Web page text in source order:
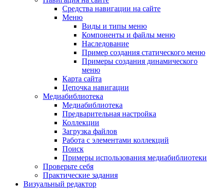
Средства навигации на сайте
Меню
Виды и типы меню
Компоненты и файлы меню
Наследование
Пример создания статического меню
Примеры создания динамического
меню
Карта сайта
Цепочка навигации
Медиабиблиотека
Медиабиблиотека
Предварительная настройка
Коллекции
Загрузка файлов
Работа с элементами коллекций
Поиск
Примеры использования медиабиблиотеки
Проверьте себя
Практические задания
Визуальный редактор